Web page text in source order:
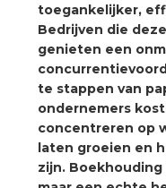
toegankelijker,
Bedrijven die
genieten een
te stappen van
ondernemers
concentreren op
laten groeien en
zijn.